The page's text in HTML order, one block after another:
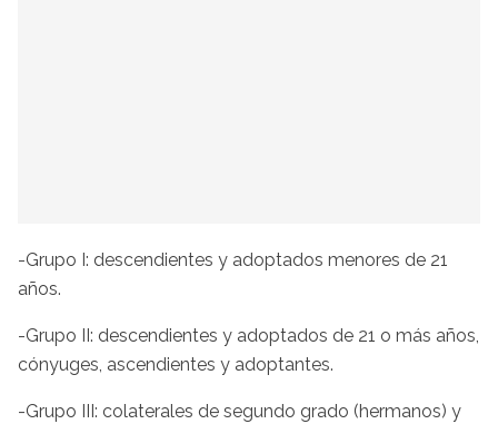
-Grupo I: descendientes y adoptados menores de 21
años.
-Grupo II: descendientes y adoptados de 21 o más años,
cónyuges, ascendientes y adoptantes.
-Grupo III: colaterales de segundo grado (hermanos) y